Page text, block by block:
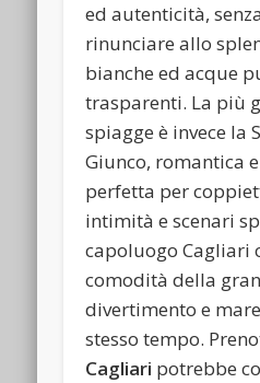
ed autenticità,
rinunciare allo
bianche ed acque
trasparenti. La più
spiagge è invece la
Giunco, romantica
perfetta per
intimità e scenari
capoluogo Cagliari
comodità della
divertimento e
stesso tempo.
Cagliari potrebbe